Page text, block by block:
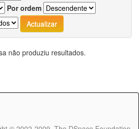
Por ordem
não produziu resultados.